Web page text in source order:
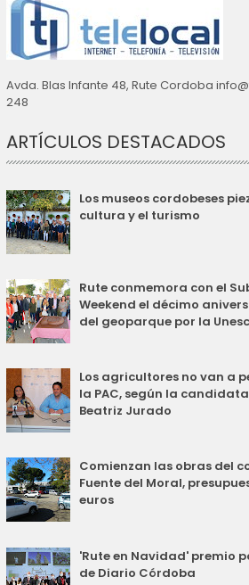
Avda. Blas Infante 48, Rute Cordoba
248
ARTÍCULOS DESTACADOS
Los museos cordobeses
cultura y el turismo
Rute conmemora con el
Weekend el décimo
del geoparque por la
Los agricultores no van a
la PAC, según la
Beatriz Jurado
Comienzan las obras del
Fuente del Moral,
euros
'Rute en Navidad' premio
de Diario Córdoba